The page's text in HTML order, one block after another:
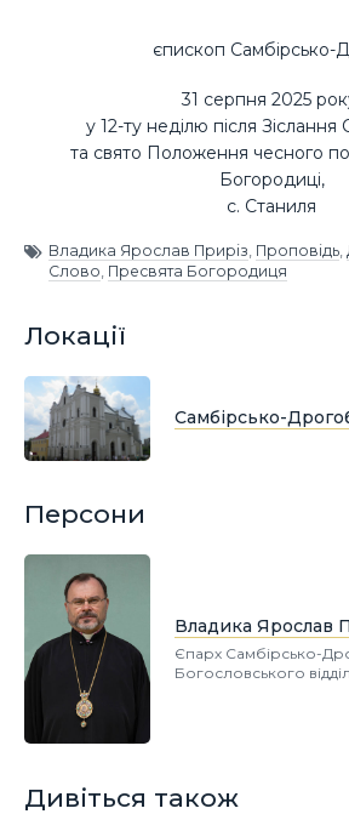
єпископ Самбірсько-
31 серпня 2025
у 12-ту неділю після Зіслання
та свято Положення чесного
Богородиці,
с. Станиля
Владика Ярослав Приріз, Проповідь,
Слово, Пресвята Богородиця
Локації
Самбірсько-
Персони
Владика Ярослав
Єпарх Самбірсько-
Богословського
Дивіться також